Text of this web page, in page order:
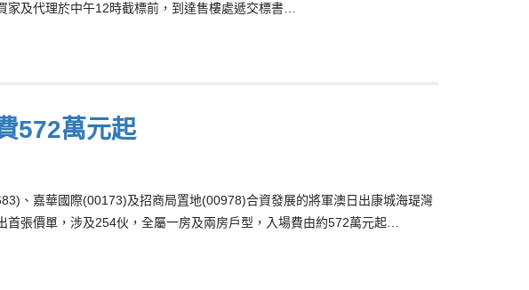
及代理於中午12時截標前，到達售樓處遞交標書…
572萬元起
、嘉華國際(00173)及招商局置地(00978)合資發展的將軍澳日出康城海瑅灣
張價單，涉及254伙，全屬一房及兩房戶型，入場費由約572萬元起…